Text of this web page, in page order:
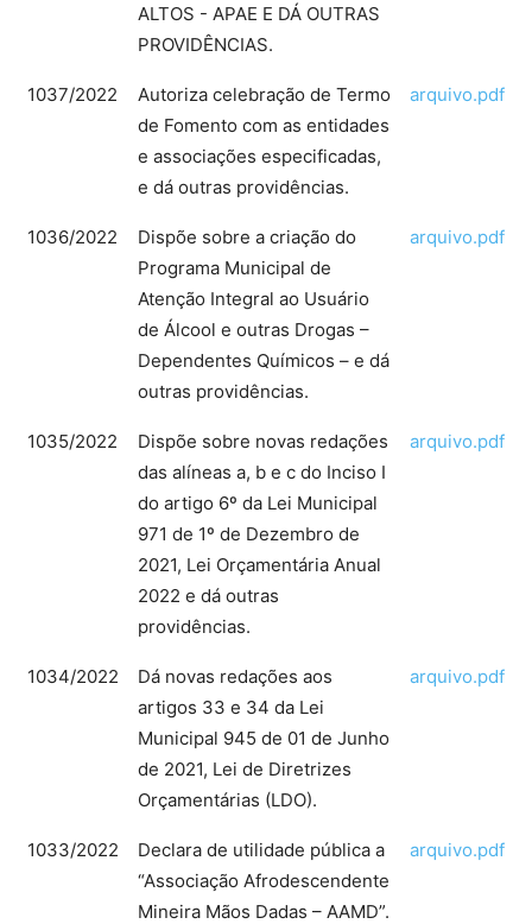
ALTOS - APAE E DÁ OUTRAS
PROVIDÊNCIAS.
1037/2022
Autoriza celebração de Termo
de Fomento com as entidades
e associações especificadas,
e dá outras providências.
arquivo.pdf
1036/2022
Dispõe sobre a criação do
Programa Municipal de
Atenção Integral ao Usuário
de Álcool e outras Drogas –
Dependentes Químicos – e dá
outras providências.
arquivo.pdf
1035/2022
Dispõe sobre novas redações
das alíneas a, b e c do Inciso I
do artigo 6º da Lei Municipal
971 de 1º de Dezembro de
2021, Lei Orçamentária Anual
2022 e dá outras
providências.
arquivo.pdf
1034/2022
Dá novas redações aos
artigos 33 e 34 da Lei
Municipal 945 de 01 de Junho
de 2021, Lei de Diretrizes
Orçamentárias (LDO).
arquivo.pdf
1033/2022
Declara de utilidade pública a
“Associação Afrodescendente
Mineira Mãos Dadas – AAMD”.
arquivo.pdf